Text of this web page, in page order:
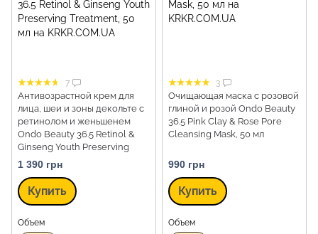
7
Антивозрастной крем для
лица, шеи и зоны декольте с
ретинолом и женьшенем
Ondo Beauty 36.5 Retinol &
Ginseng Youth Preserving
Treatment, 50 мл
1 390 грн
Купить
Объем
3
Очищающая маска с розовой
глиной и розой Ondo Beauty
36.5 Pink Clay & Rose Pore
Cleansing Mask, 50 мл
990 грн
Купить
Объем